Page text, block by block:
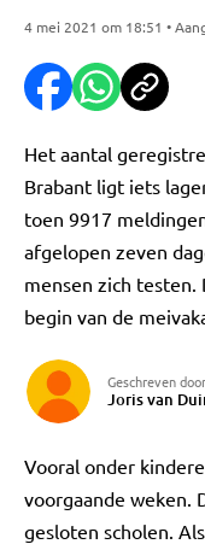
4 mei 2021 om 18:51 •
Het aantal
Brabant ligt iets
toen 9917
afgelopen zeven
mensen zich
begin van de
Geschreven door
Joris van
Vooral onder
voorgaande weken.
gesloten scholen.